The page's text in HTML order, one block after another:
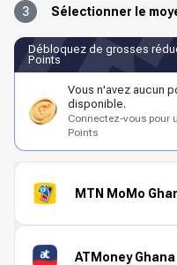
3 Sélectionner le
Débloquez de grosses
Points
Vous n'avez aucun
disponible.
Connectez-vous pour
Points
MTN MoMo
ATMoney Ghana